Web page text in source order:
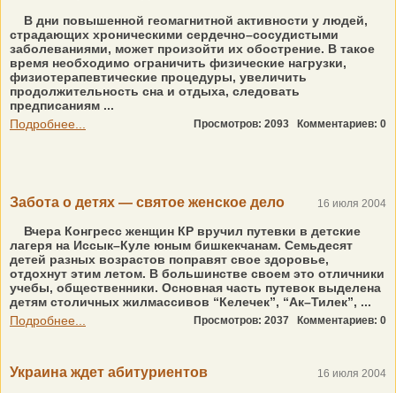
В дни повышенной геомагнитной активности у людей,
страдающих хроническими сердечно–сосудистыми
заболеваниями, может произойти их обострение. В такое
время необходимо ограничить физические нагрузки,
физиотерапевтические процедуры, увеличить
продолжительность сна и отдыха, следовать
предписаниям ...
Подробнее...
Просмотров: 2093 Комментариев: 0
Забота о детях — святое женское дело 16 июля 2004
Вчера Конгресс женщин КР вручил путевки в детские
лагеря на Иссык–Куле юным бишкекчанам. Семьдесят
детей разных возрастов поправят свое здоровье,
отдохнут этим летом. В большинстве своем это отличники
учебы, общественники. Основная часть путевок выделена
детям столичных жилмассивов “Келечек”, “Ак–Тилек”, ...
Подробнее...
Просмотров: 2037 Комментариев: 0
Украина ждет абитуриентов 16 июля 2004